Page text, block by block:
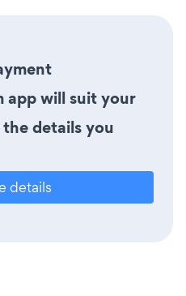
app will suit your
the details you
details